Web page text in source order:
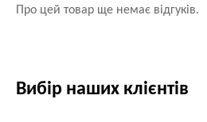
Про цей товар ще немає відгуків.
Вибір наших клієнтів